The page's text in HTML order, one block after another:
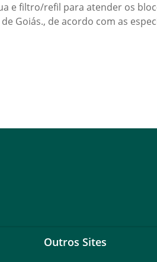
e filtro/refil para atender os
Goiás., de acordo com as
Outros Sites